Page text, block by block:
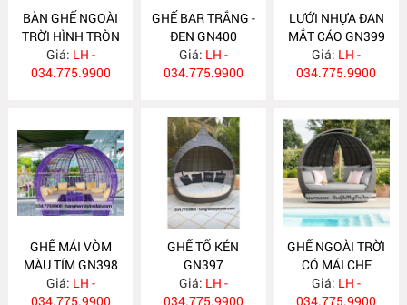
BÀN GHẾ NGOÀI
TRỜI HÌNH TRÒN
GN401
Giá: LH -
034.775.9900
GHẾ BAR TRẮNG -
ĐEN GN400
Giá: LH -
034.775.9900
LƯỚI NHỰA ĐAN
MẮT CÁO GN399
Giá: LH -
034.775.9900
GHẾ MÁI VÒM
MÀU TÍM GN398
Giá: LH -
034.775.9900
GHẾ TỔ KÉN
GN397
Giá: LH -
034.775.9900
GHẾ NGOÀI TRỜI
CÓ MÁI CHE
GN396
Giá: LH -
034.775.9900